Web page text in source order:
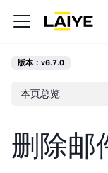
版本：v6.7.0
本页总览
删除邮